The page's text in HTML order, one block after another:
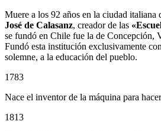
Muere a los 92 años en la ciudad italiana
José de Calasanz, creador de las
se fundó en Chile fue la de Concepción,
Fundó esta institución exclusivamente
solemne, a la educación del pueblo.
1783
Nace el inventor de la máquina para
1813